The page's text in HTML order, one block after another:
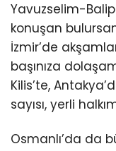
Yavuzselim-
konuşan
İzmir’de
başınıza
Kilis’te,
sayısı, yerli
Osmanlı’da da